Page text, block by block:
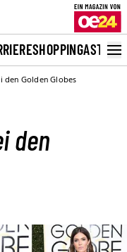
SHOPPINGASTRO
den Golden Globes
den